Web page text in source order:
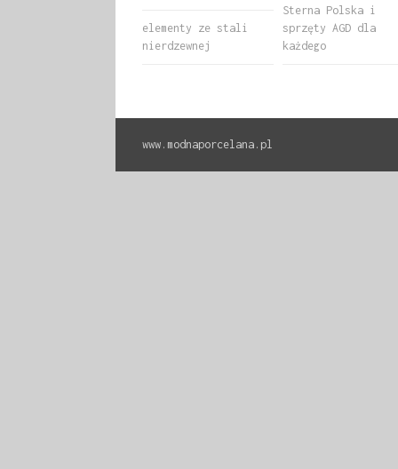
Sterna Polska i
sprzęty AGD dla
każdego
elementy ze stali
nierdzewnej
www.modnaporcelana.pl